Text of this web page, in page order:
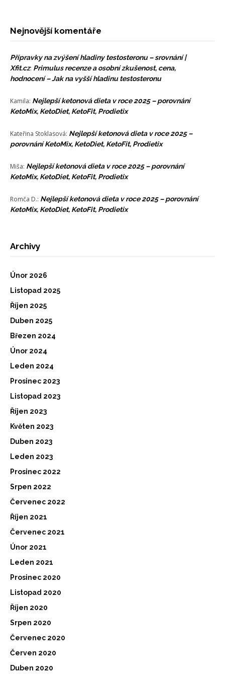
Nejnovější komentáře
Přípravky na zvýšení hladiny testosteronu – srovnání |
Xfit.cz: Primulus recenze a osobní zkušenost, cena,
hodnocení – Jak na vyšší hladinu testosteronu
Kamila: Nejlepší ketonová dieta v roce 2025 – porovnání
KetoMix, KetoDiet, KetoFit, Prodietix
Kateřina Stoklasová: Nejlepší ketonová dieta v roce 2025 –
porovnání KetoMix, KetoDiet, KetoFit, Prodietix
Miša: Nejlepší ketonová dieta v roce 2025 – porovnání
KetoMix, KetoDiet, KetoFit, Prodietix
Romča D.: Nejlepší ketonová dieta v roce 2025 – porovnání
KetoMix, KetoDiet, KetoFit, Prodietix
Archivy
Únor 2026
Listopad 2025
Říjen 2025
Duben 2025
Březen 2024
Únor 2024
Leden 2024
Prosinec 2023
Listopad 2023
Říjen 2023
Květen 2023
Duben 2023
Leden 2023
Prosinec 2022
Srpen 2022
Červenec 2022
Říjen 2021
Červenec 2021
Únor 2021
Leden 2021
Prosinec 2020
Listopad 2020
Říjen 2020
Srpen 2020
Červenec 2020
Červen 2020
Duben 2020